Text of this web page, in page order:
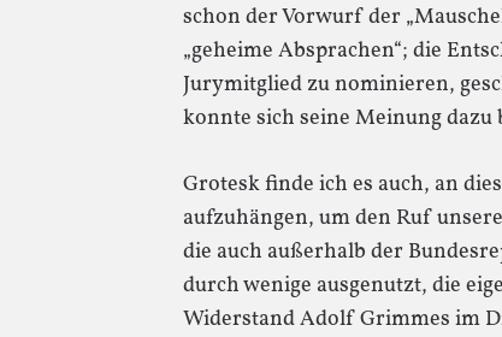
schon der Vorwurf der
„geheime Absprachen“; die
Jurymitglied zu nominieren,
konnte sich seine Meinung dazu
Grotesk finde ich es auch, an
aufzuhängen, um den Ruf
die auch außerhalb der
durch wenige ausgenutzt, die
Widerstand Adolf Grimmes im